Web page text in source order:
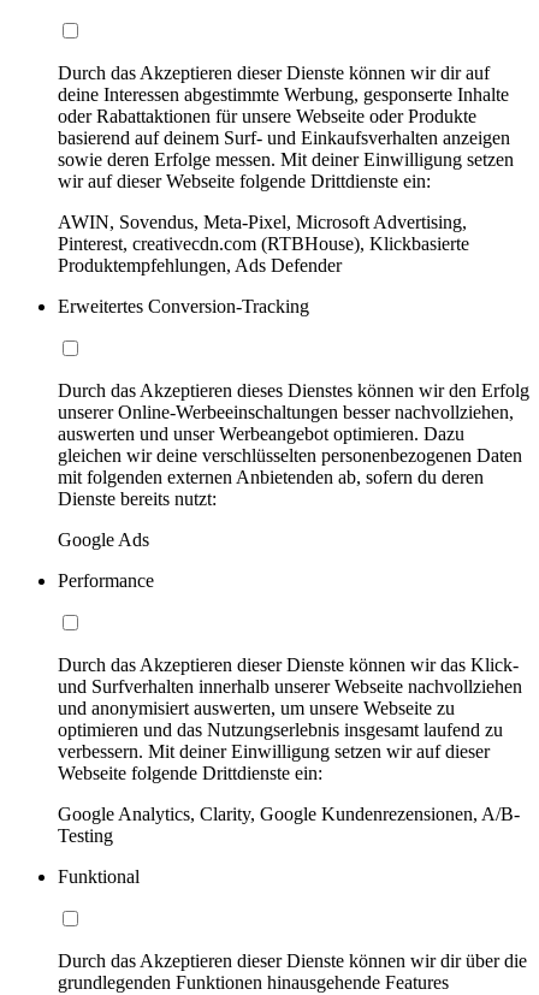
Durch das Akzeptieren dieser Dienste können wir dir auf
deine Interessen abgestimmte Werbung, gesponserte Inhalte
oder Rabattaktionen für unsere Webseite oder Produkte
basierend auf deinem Surf- und Einkaufsverhalten anzeigen
sowie deren Erfolge messen. Mit deiner Einwilligung setzen
wir auf dieser Webseite folgende Drittdienste ein:
AWIN, Sovendus, Meta-Pixel, Microsoft Advertising,
Pinterest, creativecdn.com (RTBHouse), Klickbasierte
Produktempfehlungen, Ads Defender
Erweitertes Conversion-Tracking
Durch das Akzeptieren dieses Dienstes können wir den Erfolg
unserer Online-Werbeeinschaltungen besser nachvollziehen,
auswerten und unser Werbeangebot optimieren. Dazu
gleichen wir deine verschlüsselten personenbezogenen Daten
mit folgenden externen Anbietenden ab, sofern du deren
Dienste bereits nutzt:
Google Ads
Performance
Durch das Akzeptieren dieser Dienste können wir das Klick-
und Surfverhalten innerhalb unserer Webseite nachvollziehen
und anonymisiert auswerten, um unsere Webseite zu
optimieren und das Nutzungserlebnis insgesamt laufend zu
verbessern. Mit deiner Einwilligung setzen wir auf dieser
Webseite folgende Drittdienste ein:
Google Analytics, Clarity, Google Kundenrezensionen, A/B-
Testing
Funktional
Durch das Akzeptieren dieser Dienste können wir dir über die
grundlegenden Funktionen hinausgehende Features